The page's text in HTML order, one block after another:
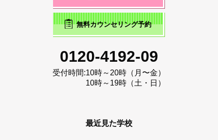
無料カウンセリング予約
0120-4192-09
受付時間:10時～20時（月〜金）
10時～19時（土・日）
最近見た学校